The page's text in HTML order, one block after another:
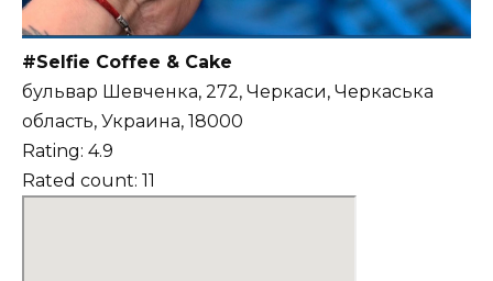
#Selfie Coffee & Cake
бульвар Шевченка, 272, Черкаси, Черкаська
область, Украина, 18000
Rating: 4.9
Rated count: 11